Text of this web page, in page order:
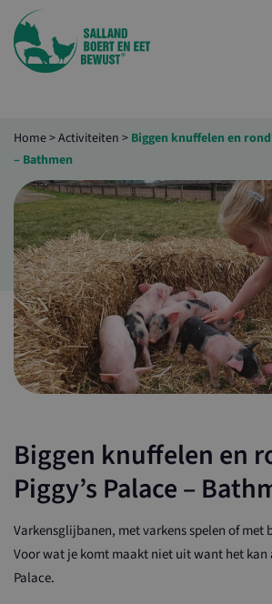
Home>Activiteiten > Biggen knuffelen en
– Bathmen
Biggen knuffelen en
Piggy’s Palace –
Varkensglijbanen, met varkens spelen of
Voor wat je komt maakt niet uit want het kan
Palace.